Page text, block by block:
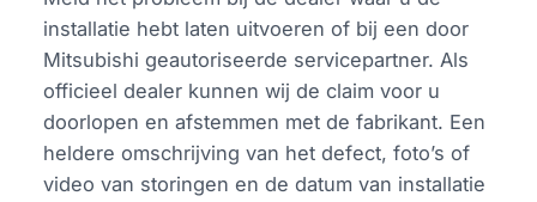
installatie hebt laten uitvoeren of bij een door
Mitsubishi geautoriseerde servicepartner. Als
officieel dealer kunnen wij de claim voor u
doorlopen en afstemmen met de fabrikant. Een
heldere omschrijving van het defect, foto’s of
video van storingen en de datum van installatie